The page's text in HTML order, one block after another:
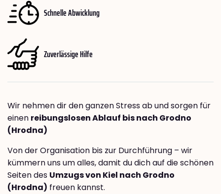
Schnelle Abwicklung
Zuverlässige Hilfe
Wir nehmen dir den ganzen Stress ab und sorgen für
einen reibungslosen Ablauf bis nach Grodno
(Hrodna)
Von der Organisation bis zur Durchführung – wir
kümmern uns um alles, damit du dich auf die schönen
Seiten des Umzugs von Kiel nach Grodno
(Hrodna) freuen kannst.